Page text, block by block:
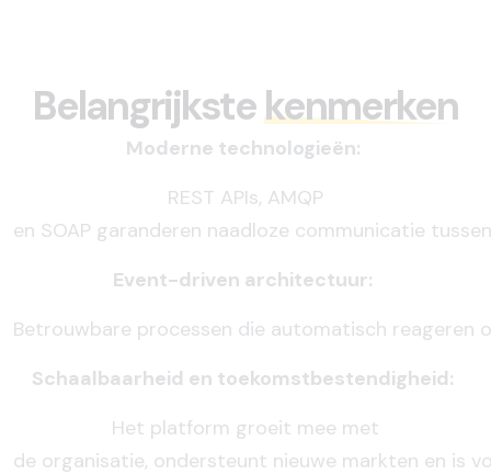
Belangrijkstekenmerken
Moderne technologieën:
REST APIs, AMQP
en SOAP garanderen naadloze communicatie tussen
Event-driven architectuur:
Betrouwbare processen die automatisch reageren
Schaalbaarheid en toekomstbestendigheid:
Het platform groeit mee met
de organisatie, ondersteunt nieuwe markten en is